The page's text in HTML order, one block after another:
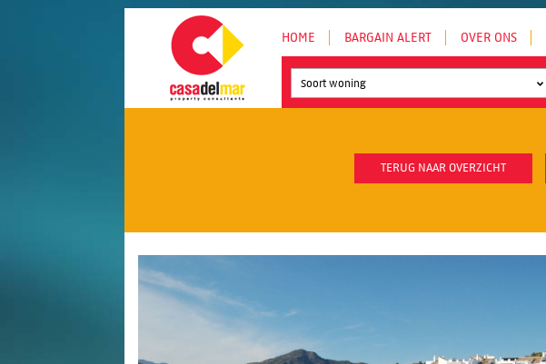
HOME BARGAIN ALERT OVER ONS
Soort woning
TERUG NAAR OVERZICHT